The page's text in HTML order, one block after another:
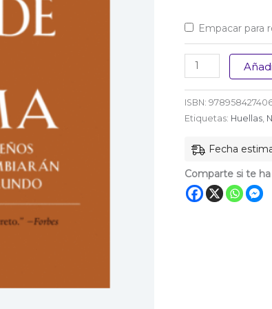
Empacar para
Tiende
tu
cama
cantidad
ISBN:
Etiquetas: Huellas,
Fecha
Comparte si te